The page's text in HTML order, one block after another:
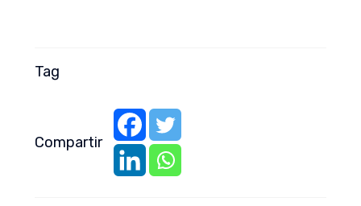
Tag
Compartir